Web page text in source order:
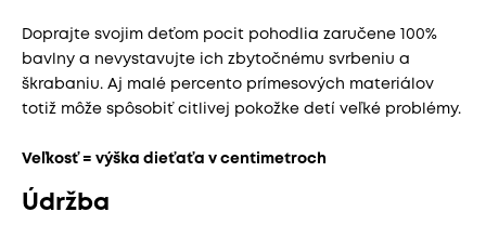
Doprajte svojim deťom pocit pohodlia zaručene 100%
bavlny a nevystavujte ich zbytočnému svrbeniu a
škrabaniu. Aj malé percento prímesových materiálov
totiž môže spôsobiť citlivej pokožke detí veľké problémy.
Veľkosť = výška dieťaťa v centimetroch
Údržba